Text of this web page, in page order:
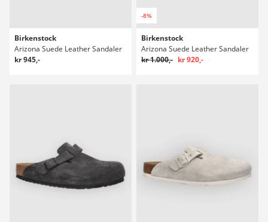
Birkenstock
Arizona Suede Leather Sandaler
kr 945,-
-8%
Birkenstock
Arizona Suede Leather Sandaler
kr 1.000,- kr 920,-